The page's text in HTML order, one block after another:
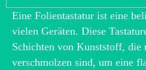
Eine Folientastatur ist eine
vielen Geräten. Diese
Schichten von Kunststoff, die
verschmolzen sind, um eine